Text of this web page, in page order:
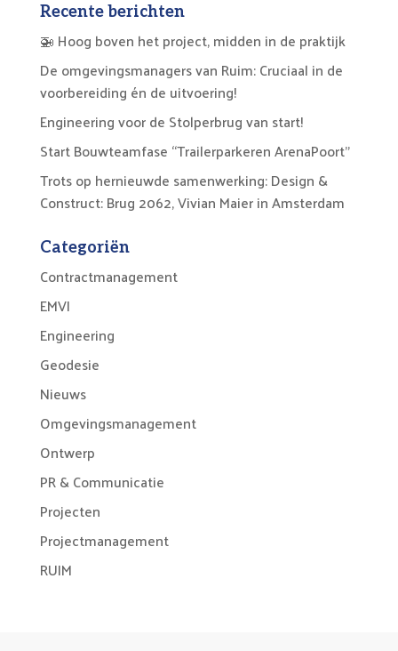
Recente berichten
🚁 Hoog boven het project, midden in de praktijk
De omgevingsmanagers van Ruim: Cruciaal in de
voorbereiding én de uitvoering!
Engineering voor de Stolperbrug van start!
Start Bouwteamfase “Trailerparkeren ArenaPoort”
Trots op hernieuwde samenwerking: Design &
Construct: Brug 2062, Vivian Maier in Amsterdam
Categoriën
Contractmanagement
EMVI
Engineering
Geodesie
Nieuws
Omgevingsmanagement
Ontwerp
PR & Communicatie
Projecten
Projectmanagement
RUIM